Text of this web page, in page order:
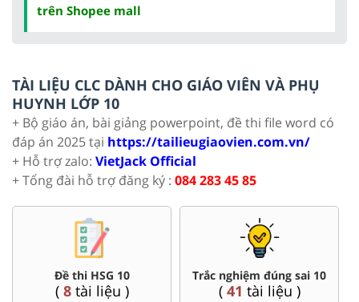
trên Shopee mall
TÀI LIỆU CLC DÀNH CHO GIÁO VIÊN VÀ PHỤ
HUYNH LỚP 10
+ Bộ giáo án, bài giảng powerpoint, đề thi file word có
đáp án 2025 tại https://tailieugiaovien.com.vn/
+ Hỗ trợ zalo: VietJack Official
+ Tổng đài hỗ trợ đăng ký : 084 283 45 85
Đề thi HSG 10
( 8tài liệu )
Trắc nghiệm đúng sai 10
( 41 tài liệu )